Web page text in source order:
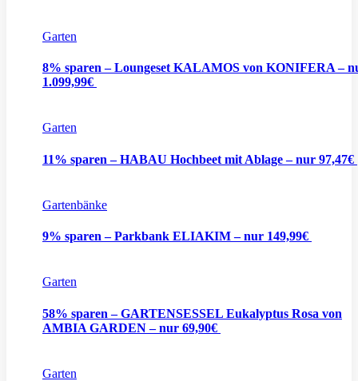
Garten
8% sparen – Loungeset KALAMOS von KONIFERA –
1.099,99€
Garten
11% sparen – HABAU Hochbeet mit Ablage – nur 97,47€
Gartenbänke
9% sparen – Parkbank ELIAKIM – nur 149,99€
Garten
58% sparen – GARTENSESSEL Eukalyptus Rosa von
AMBIA GARDEN – nur 69,90€
Garten